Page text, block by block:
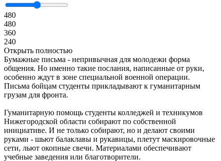
480
480
360
240
Открыть полностью
Бумажные письма - непривычная для молодежи форма
общения. Но именно такие послания, написанные от руки,
особенно ждут в зоне специальной военной операции.
Письма бойцам студенты прикладывают к гуманитарным
грузам для фронта.
Гуманитарную помощь студенты колледжей и техникумов
Нижегородской области собирают по собственной
инициативе. И не только собирают, но и делают своими
руками - шьют балаклавы и рукавицы, плетут маскировочные
сети, льют окопные свечи. Материалами обеспечивают
учебные заведения или благотворители.